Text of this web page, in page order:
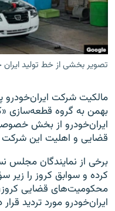
زبان‌های دیگر
تصویر بخشی از خط تولید
بهمن به گروه قطعه‌سازی
ایران‌خودرو از بخش
قضایی و اهلیت این شرکت
برخی از نمایندگان مجلس
کرده و سوابق کروز را زیر
محکومیت‌های قضایی
ایران‌خودرو مورد تردید قرار